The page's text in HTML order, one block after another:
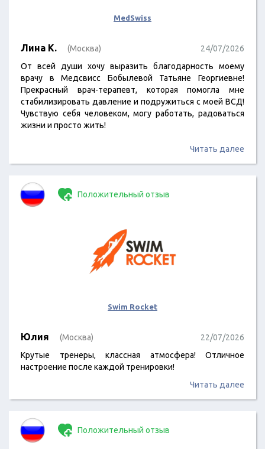
MedSwiss
Лина К. (Москва)
24/07/2026
От всей души хочу выразить благодарность моему
врачу в Медсвисс Бобылевой Татьяне Георгиевне!
Прекрасный врач-терапевт, которая помогла мне
стабилизировать давление и подружиться с моей ВСД!
Чувствую себя человеком, могу работать, радоваться
жизни и просто жить!
Читать далее
Положительный отзыв
Swim Rocket
Юлия (Москва)
22/07/2026
Крутые тренеры, классная атмосфера! Отличное
настроение после каждой тренировки!
Читать далее
Положительный отзыв